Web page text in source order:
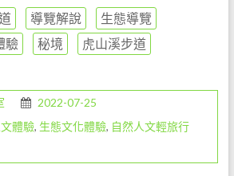
導覽解說
生態導覽
驗 秘境 虎山溪步道
2022-07-25
體驗, 生態文化體驗, 自然人文輕旅行